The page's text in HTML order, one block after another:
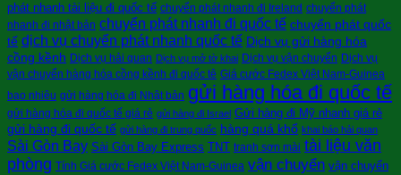
phát nhanh tài liệu đi quốc tế chuyển phát nhanh đi Ireland chuyển phát
nhanh đi nhật bản chuyển phát nhanh đi quốc tế chuyển phát quốc
tế dịch vụ chuyển phát nhanh quốc tế Dịch vụ gửi hàng hóa
cồng kềnh Dịch vụ hải quan Dịch vụ mở tờ khai Dịch vụ vận chuyển Dịch vụ
vận chuyển hàng hóa cồng kềnh đi quốc tê Giá cước Fedex Việt Nam-Guinea
bao nhiêu gửi hàng hóa đi Nhật bản gửi hàng hóa đi quốc tế
gửi hàng hóa đi quốc tế giá rẻ gửi hàng đi Israel Gửi hàng đi Mỹ nhanh giá rẻ
gửi hàng đi quốc tế gửi hàng đi trung quốc hàng quá khổ khai báo hải quan
Sài Gòn Bay Sài Gòn Bay Express TNT tranh sơn mài tài liệu văn
phòng Tính Giá cước Fedex Việt Nam-Guinea vận chuyển vận chuyển